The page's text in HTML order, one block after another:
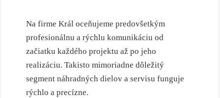
Na firme Král oceňujeme predovšetkým
profesionálnu a rýchlu komunikáciu od
začiatku každého projektu až po jeho
realizáciu. Takisto mimoriadne dôležitý
segment náhradných dielov a servisu funguje
rýchlo a precízne.